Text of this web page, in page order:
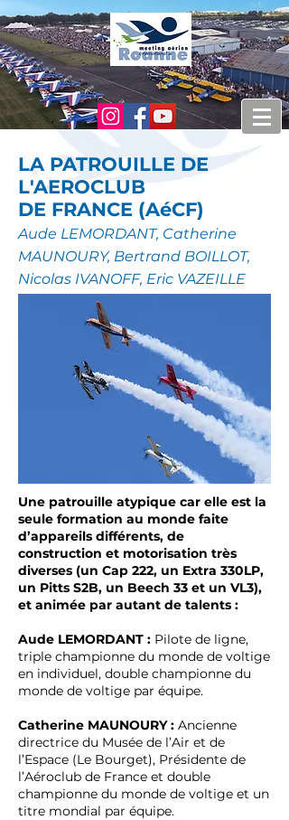
LA PATROUILLE DE
L'AEROCLUB
DE FRANCE (AéCF)
Aude LEMORDANT, Catherine
MAUNOURY, Bertrand BOILLOT,
Nicolas IVANOFF, Eric VAZEILLE
Une patrouille atypique car elle est la
seule formation au monde faite
d’appareils différents, de
construction et motorisation très
diverses (un Cap 222, un Extra 330LP,
un Pitts S2B, un Beech 33 et un VL3),
et animée par autant de talents :
Aude LEMORDANT : Pilote de ligne,
triple championne du monde de voltige
en individuel, double championne du
monde de voltige par équipe.
Catherine MAUNOURY : Ancienne
directrice du Musée de l’Air et de
l’Espace (Le Bourget), Présidente de
l’Aéroclub de France et double
championne du monde de voltige et un
titre mondial par équipe.